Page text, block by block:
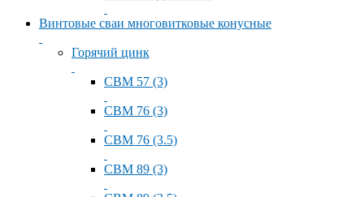
Винтовые сваи многовитковые конусные
Горячий цинк
СВМ 57 (3)
СВМ 76 (3)
СВМ 76 (3.5)
СВМ 89 (3)